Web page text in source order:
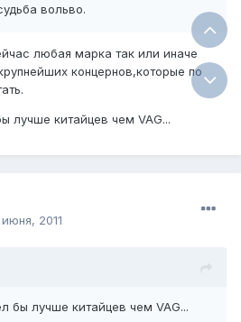
вольво.
любая марка так или иначе
концернов,которые по
лучше китайцев чем VAG...
июня, 2011
бы лучше китайцев чем VAG...